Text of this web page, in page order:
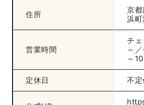
住所
京
浜
営業時間
チ
～
～
定休日 不定